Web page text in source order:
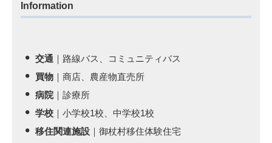
Information
交通 ｜路線バス、コミュニティバス
買物 ｜商店、農産物直売所
病院｜診療所
学校 ｜小学校1校、中学校1校
移住関連施設 ｜御杖村移住体験住宅